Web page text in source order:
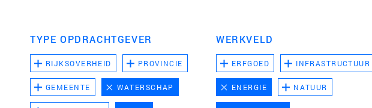
TYPE OPDRACHTGEVER
RIJKSOVERHEID PROVINCIE
GEMEENTE WATERSCHAP
WERKVELD
ERFGOED INFRASTRUCTUUR
ENERGIE NATUUR